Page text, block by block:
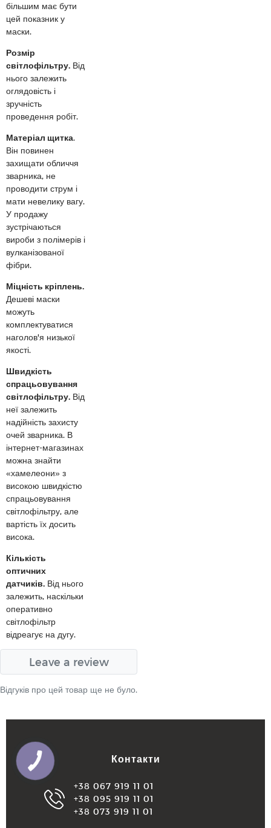
більшим має бути
цей показник у
маски.
Розмір
світлофільтру. Від
нього залежить
оглядовість і
зручність
проведення робіт.
Матеріал щитка.
Він повинен
захищати обличчя
зварника, не
проводити струм і
мати невелику вагу.
У продажу
зустрічаються
вироби з полімерів і
вулканізованої
фібри.
Міцність кріплень.
Дешеві маски
можуть
комплектуватися
наголов'я низької
якості.
Швидкість
спрацьовування
світлофільтру. Від
неї залежить
надійність захисту
очей зварника. В
інтернет-магазинах
можна знайти
«хамелеони» з
високою швидкістю
спрацьовування
світлофільтру, але
вартість їх досить
висока.
Кількість
оптичних
датчиків. Від нього
залежить, наскільки
оперативно
світлофільтр
відреагує на дугу.
Leave a review
Відгуків про цей товар ще не було.
Контакти
+38 067 919 11 01
+38 095 919 11 01
+38 073 919 11 01